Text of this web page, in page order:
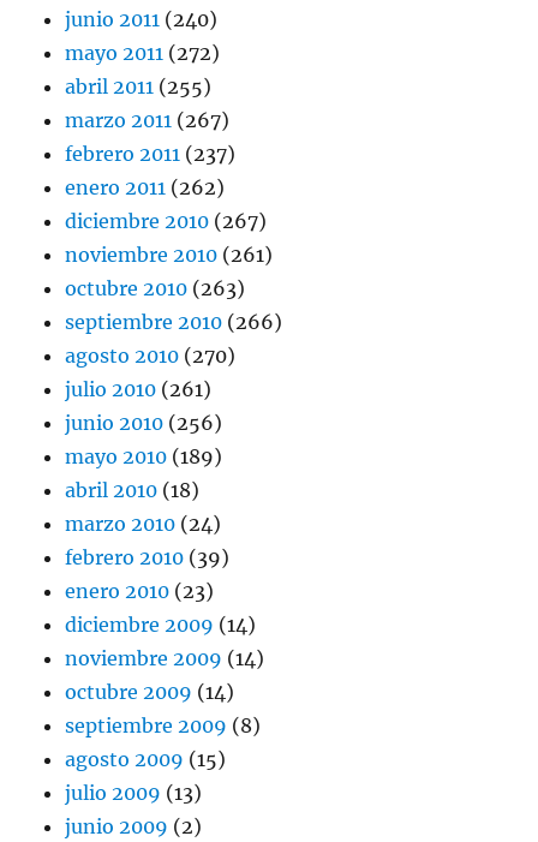
junio 2011 (240)
mayo 2011 (272)
abril 2011 (255)
marzo 2011 (267)
febrero 2011 (237)
enero 2011 (262)
diciembre 2010 (267)
noviembre 2010 (261)
octubre 2010 (263)
septiembre 2010 (266)
agosto 2010 (270)
julio 2010 (261)
junio 2010 (256)
mayo 2010 (189)
abril 2010 (18)
marzo 2010 (24)
febrero 2010 (39)
enero 2010 (23)
diciembre 2009 (14)
noviembre 2009 (14)
octubre 2009 (14)
septiembre 2009 (8)
agosto 2009 (15)
julio 2009 (13)
junio 2009 (2)